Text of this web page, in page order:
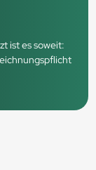
ist es soweit: